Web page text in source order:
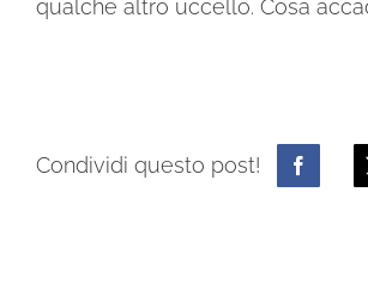
qualche altro uccello. Cosa
Condividi questo post!